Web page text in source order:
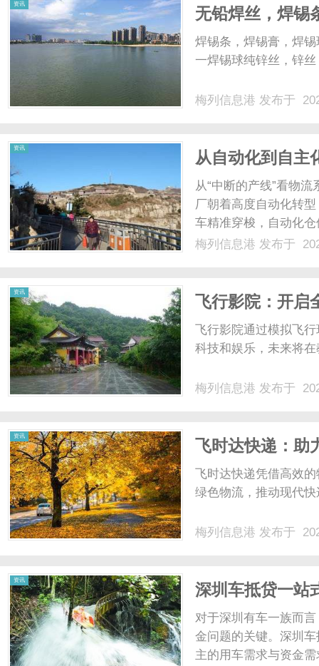
资讯
无铅焊丝，焊锡
锡球、6337锡
发，锌丝厂家
焊锡条，焊锡膏，焊
一焊锡球纯锌丝，锌
梅列信息港 发布于
资讯
从自动化到自主
从“中断的产线”看物
厂朝着高度自动化转
车精准穿梭，自动化
都实现了设备的自动
梅列信息港 发布于
资讯
飞行影院：开启
飞行影院通过模拟飞
科技和娱乐，未来将
梅列信息港 发布于
资讯
飞时达快递：助
飞时达快递凭借高效
绿色物流，推动现代
梅列信息港 发布于
资讯
深圳车抵贷一站
对于深圳有车一族而
金问题的关键。深圳
主的用车需求与资金